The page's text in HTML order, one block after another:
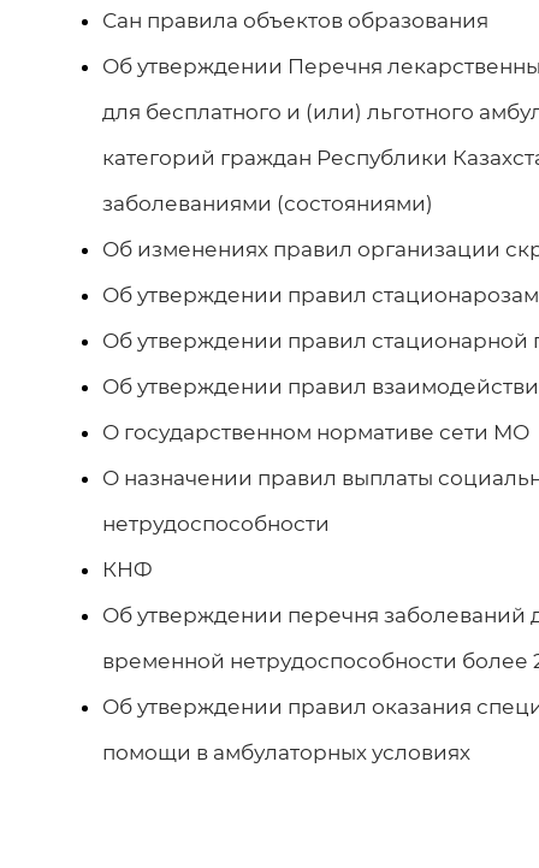
Сан правила объектов образования
Об утверждении Перечня
для бесплатного и (или) льготного
категорий граждан Республики
заболеваниями (состояниями)
Об изменениях правил организации
Об утверждении правил
Об утверждении правил
Об утверждении правил
О государственном нормативе сети МО
О назначении правил выплаты
нетрудоспособности
КНФ
Об утверждении перечня заболеваний
временной нетрудоспособности более
Об утверждении правил оказания
помощи в амбулаторных условиях